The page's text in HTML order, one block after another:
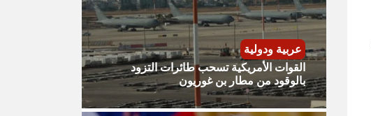
عربية ودولية
القوات الأمريكية تسحب طائرات التزود
بالوقود من مطار بن غوريون